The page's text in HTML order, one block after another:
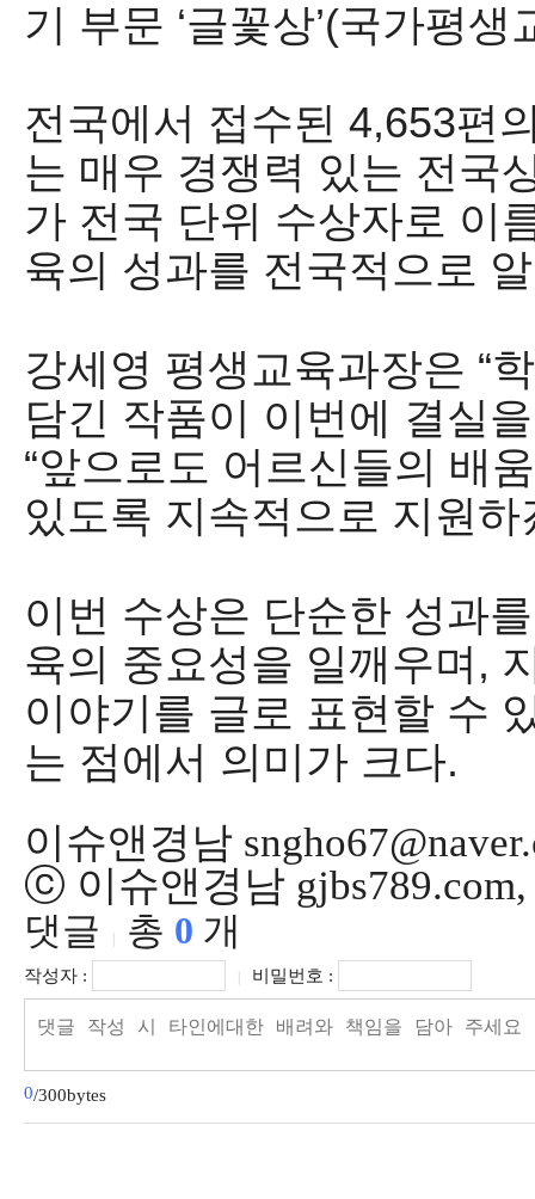
기 부문 ‘글꽃상’(국가평생
전국에서 접수된 4,653편
는 매우 경쟁력 있는 전국
가 전국 단위 수상자로 이
육의 성과를 전국적으로
강세영 평생교육과장은 “
담긴 작품이 이번에 결실
“앞으로도 어르신들의 배
있도록 지속적으로 지원하
이번 수상은 단순한 성과
육의 중요성을 일깨우며,
이야기를 글로 표현할 수
는 점에서 의미가 크다.
이슈앤경남
ⓒ 이슈앤경남
댓글 총 0 개
작성자 : 비밀번호 :
0/300bytes